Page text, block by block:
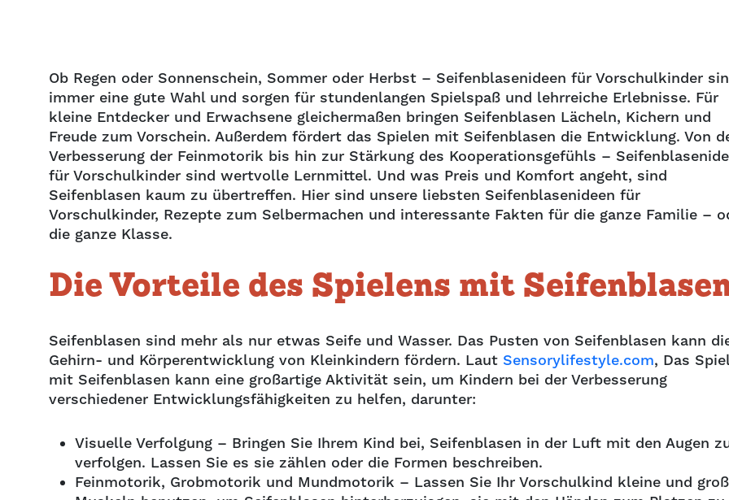
Ob Regen oder Sonnenschein, Sommer oder Herbst – Seifenblasenideen für Vorschulkinder
immer eine gute Wahl und sorgen für stundenlangen Spielspaß und lehrreiche Erlebnisse. Für
kleine Entdecker und Erwachsene gleichermaßen bringen Seifenblasen Lächeln, Kichern und
Freude zum Vorschein. Außerdem fördert das Spielen mit Seifenblasen die Entwicklung. Von
Verbesserung der Feinmotorik bis hin zur Stärkung des Kooperationsgefühls –
für Vorschulkinder sind wertvolle Lernmittel. Und was Preis und Komfort angeht, sind
Seifenblasen kaum zu übertreffen. Hier sind unsere liebsten Seifenblasenideen für
Vorschulkinder, Rezepte zum Selbermachen und interessante Fakten für die ganze Familie –
die ganze Klasse.
Die Vorteile des Spielens mit
Seifenblasen sind mehr als nur etwas Seife und Wasser. Das Pusten von Seifenblasen kann
Gehirn- und Körperentwicklung von Kleinkindern fördern. Laut Sensorylifestyle.com, Das
mit Seifenblasen kann eine großartige Aktivität sein, um Kindern bei der Verbesserung
verschiedener Entwicklungsfähigkeiten zu helfen, darunter:
Visuelle Verfolgung – Bringen Sie Ihrem Kind bei, Seifenblasen in der Luft mit den Augen
verfolgen. Lassen Sie es sie zählen oder die Formen beschreiben.
Feinmotorik, Grobmotorik und Mundmotorik – Lassen Sie Ihr Vorschulkind kleine und